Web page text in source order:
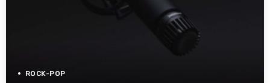
ROCK-POP